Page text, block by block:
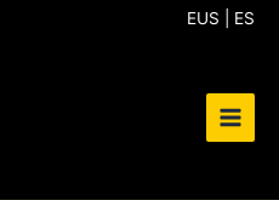
EUS | ES